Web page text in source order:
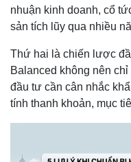
nhuận kinh doanh, cổ
sản tích lũy qua nhiều
Thứ hai là chiến lược
Balanced không nên
đầu tư cần cân nhắc
tính thanh khoản, mục